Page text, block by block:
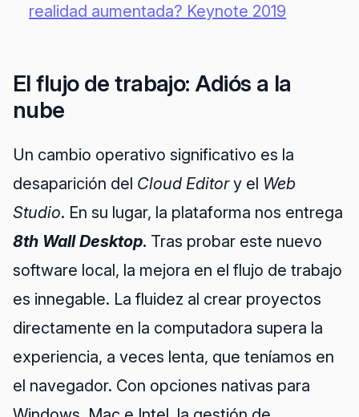
realidad aumentada? Keynote 2019
El flujo de trabajo: Adiós a la
nube
Un cambio operativo significativo es la
desaparición del Cloud Editory el Web
Studio. En su lugar, la plataforma nos entrega
8th Wall Desktop. Tras probar este nuevo
software local, la mejora en el flujo de trabajo
es innegable. La fluidez al crear proyectos
directamente en la computadora supera la
experiencia, a veces lenta, que teníamos en
el navegador. Con opciones nativas para